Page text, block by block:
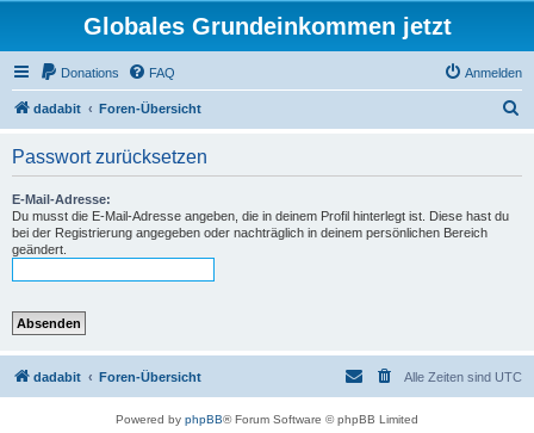
Globales Grundeinkommen jetzt
Donations FAQ Anmelden
dadabit Foren-Übersicht
Passwort zurücksetzen
E-Mail-Adresse:
Du musst die E-Mail-Adresse angeben, die in deinem Profil hinterlegt ist. Diese hast du
bei der Registrierung angegeben oder nachträglich in deinem persönlichen Bereich
geändert.
dadabit Foren-Übersicht Alle Zeiten sind UTC
Powered by phpBB® Forum Software © phpBB Limited